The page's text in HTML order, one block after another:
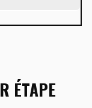
ÉTAPE